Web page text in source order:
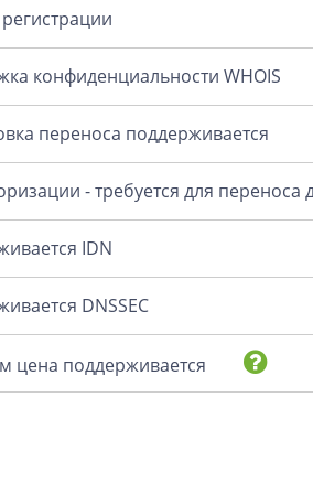
конфиденциальности WHOIS
переноса поддерживается
- требуется для переноса
IDN
DNSSEC
цена поддерживается